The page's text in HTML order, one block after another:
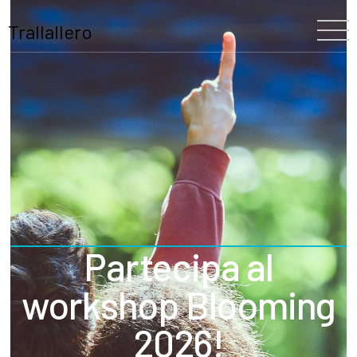
Trallallero
Chi siamo
La nostra storia
Il Team
Partners
Il Festival
Trallallero
Programma
Progetti
Blooming
Partecipa al
workshop Blooming
2026!